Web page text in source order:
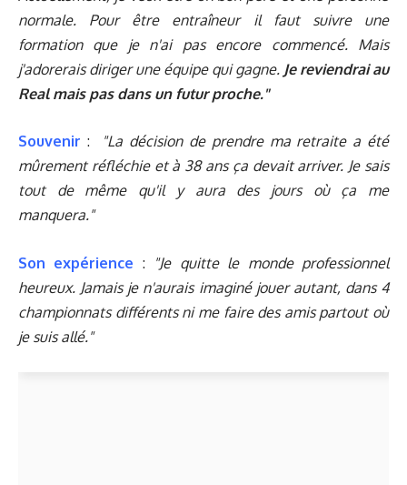
normale. Pour être entraîneur il faut suivre une
formation que je n'ai pas encore commencé. Mais
j'adorerais diriger une équipe qui gagne. Je reviendrai au
Real mais pas dans un futur proche."
Souvenir :
"La décision de prendre ma retraite a été
mûrement réfléchie et à 38 ans ça devait arriver. Je sais
tout de même qu'il y aura des jours où ça me
manquera."
Son expérience :
"Je quitte le monde professionnel
heureux. Jamais je n'aurais imaginé jouer autant, dans 4
championnats différents ni me faire des amis partout où
je suis allé."